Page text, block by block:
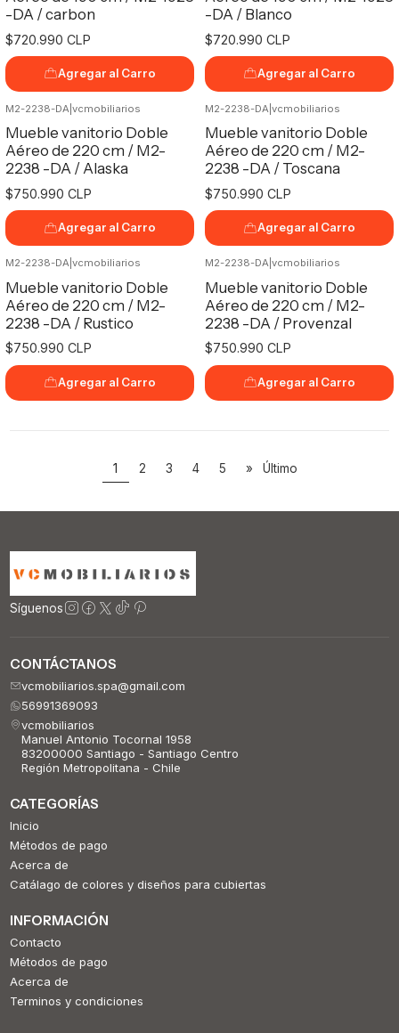
-DA / carbon
$720.990 CLP
Agregar al Carro
-DA / Blanco
$720.990 CLP
Agregar al Carro
M2-2238-DA| vcmobiliarios
Mueble vanitorio Doble
Aéreo de 220 cm / M2-
2238 -DA / Alaska
$750.990 CLP
Agregar al Carro
M2-2238-DA| vcmobiliarios
Mueble vanitorio Doble
Aéreo de 220 cm / M2-
2238 -DA / Toscana
$750.990 CLP
Agregar al Carro
M2-2238-DA| vcmobiliarios
Mueble vanitorio Doble
Aéreo de 220 cm / M2-
2238 -DA / Rustico
$750.990 CLP
Agregar al Carro
M2-2238-DA| vcmobiliarios
Mueble vanitorio Doble
Aéreo de 220 cm / M2-
2238 -DA / Provenzal
$750.990 CLP
Agregar al Carro
1 2 3 4 5 » Último
Síguenos
CONTÁCTANOS
vcmobiliarios.spa@gmail.com
56991369093
vcmobiliarios
Manuel Antonio Tocornal 1958
83200000 Santiago - Santiago Centro
Región Metropolitana - Chile
CATEGORÍAS
Inicio
Métodos de pago
Acerca de
Catálago de colores y diseños para cubiertas
INFORMACIÓN
Contacto
Métodos de pago
Acerca de
Terminos y condiciones